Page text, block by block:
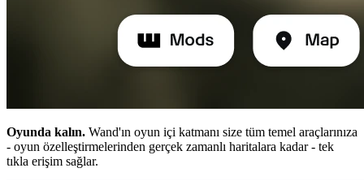
Oyunda kalın. Wand'ın oyun içi katmanı size tüm temel araçlarınıza
- oyun özelleştirmelerinden gerçek zamanlı haritalara kadar - tek
tıkla erişim sağlar.